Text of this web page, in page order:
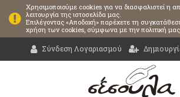
Χρησιμοποιούμε cookies για να διασφαλιστεί η
λειτουργία της ιστοσελίδα μας.
Επιλέγοντας «Αποδοχή» παρέχετε τη
χρήση των cookies, σύμφωνα με την πολιτική
Σύνδεση Λογαριασμού